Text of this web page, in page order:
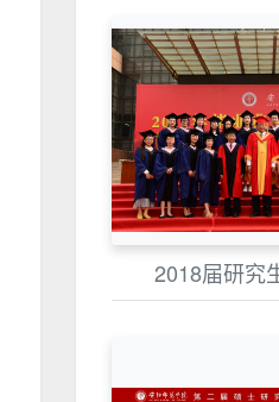
2018届研究